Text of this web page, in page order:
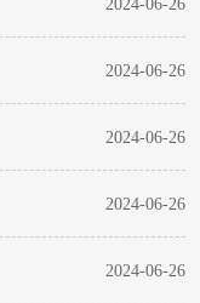
2024-06-26
2024-06-26
2024-06-26
2024-06-26
2024-06-26